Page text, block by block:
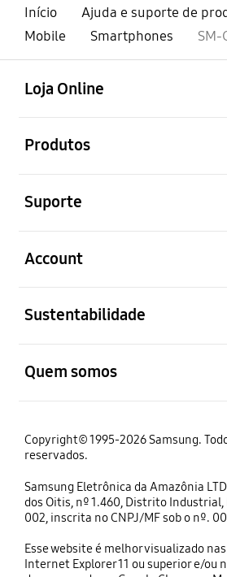
Início
Ajuda e suporte de
Mobile
Smartphones SM-
Loja Online
Produtos
Suporte
Account
Sustentabilidade
Quem somos
Copyright© 1995-2026 Samsung.
reservados.
Samsung Eletrônica da Amazônia
dos Oitis, nº 1.460, Distrito Industrial,
002, inscrita no CNPJ/MF sob o nº.
Esse website é melhor visualizado
Internet Explorer 11 ou superior e/ou